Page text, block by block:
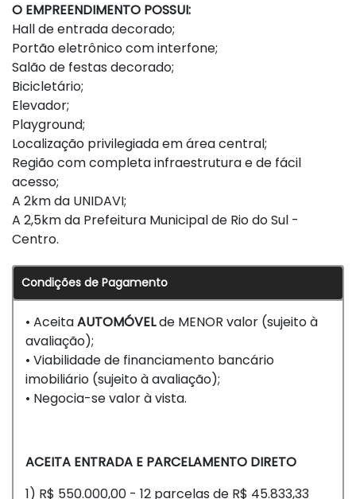
O EMPREENDIMENTO POSSUI:
Hall de entrada decorado;
Portão eletrônico com interfone;
Salão de festas decorado;
Bicicletário;
Elevador;
Playground;
Localização privilegiada em área central;
Região com completa infraestrutura e de fácil
acesso;
A 2km da UNIDAVI;
A 2,5km da Prefeitura Municipal de Rio do Sul -
Centro.
Condições de Pagamento
• AceitaAUTOMÓVELde MENOR valor (sujeito à
avaliação);
• Viabilidade de financiamento bancário
imobiliário (sujeito à avaliação);
• Negocia-se valor à vista.
ACEITA ENTRADA E PARCELAMENTO DIRETO
1) R$ 550.000,00 - 12 parcelas de R$ 45.833,33